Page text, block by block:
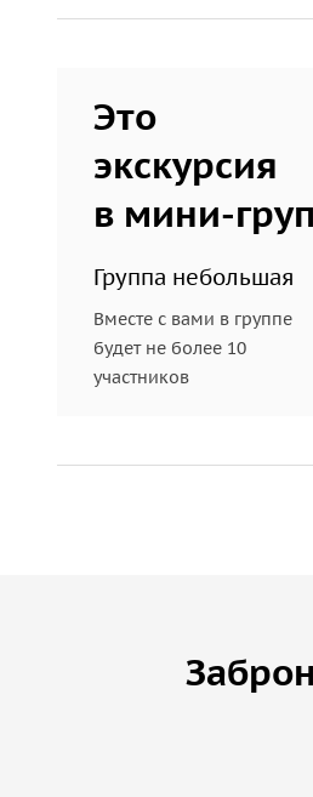
Это
экскурсия
в мини-
Группа небольшая
Вместе с вами в группе
будет не более 10
участников